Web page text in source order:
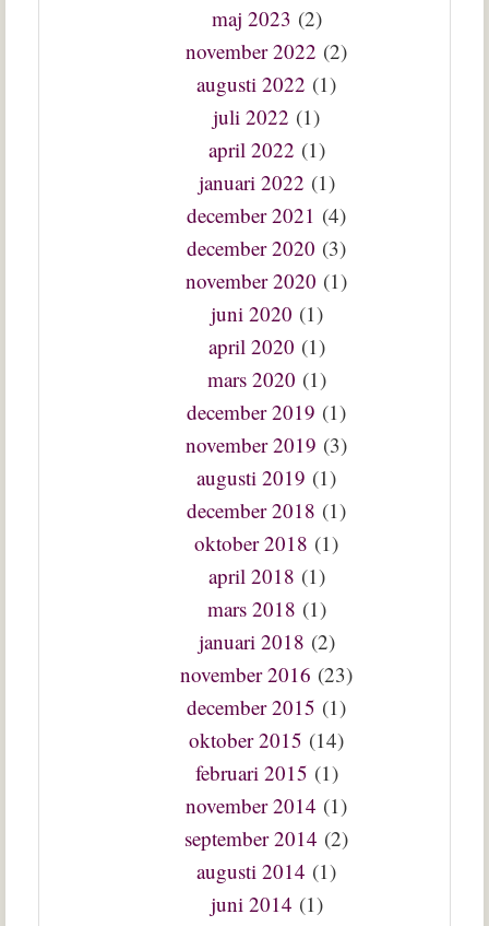
maj 2023 (2)
november 2022 (2)
augusti 2022 (1)
juli 2022 (1)
april 2022 (1)
januari 2022 (1)
december 2021 (4)
december 2020 (3)
november 2020 (1)
juni 2020 (1)
april 2020 (1)
mars 2020 (1)
december 2019 (1)
november 2019 (3)
augusti 2019 (1)
december 2018 (1)
oktober 2018 (1)
april 2018 (1)
mars 2018 (1)
januari 2018 (2)
november 2016 (23)
december 2015 (1)
oktober 2015 (14)
februari 2015 (1)
november 2014 (1)
september 2014 (2)
augusti 2014 (1)
juni 2014 (1)